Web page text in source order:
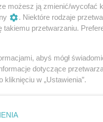
możesz ją zmienić/
. Niektóre rodzaje
przetwarzaniu.
abyś mógł
dotyczące
kliknięciu w „Ustawienia”.